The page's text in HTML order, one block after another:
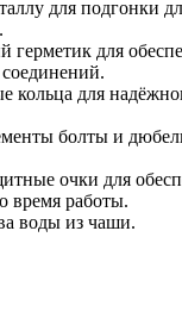
для подгонки
герметик для
кольца для
болты и
очки для
время работы.
воды из чаши.